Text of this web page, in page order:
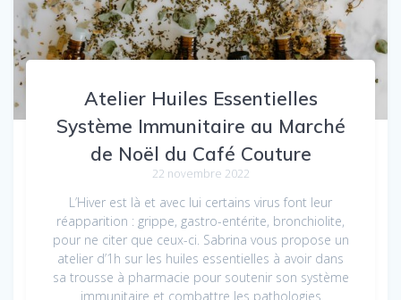
Atelier Huiles Essentielles
Système Immunitaire au Marché
de Noël du Café Couture
22 novembre 2022
L’Hiver est là et avec lui certains virus font leur
réapparition : grippe, gastro-entérite, bronchiolite,
pour ne citer que ceux-ci. Sabrina vous propose un
atelier d’1h sur les huiles essentielles à avoir dans
sa trousse à pharmacie pour soutenir son système
immunitaire et combattre les pathologies